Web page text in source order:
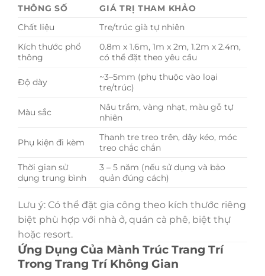
THÔNG SỐ
GIÁ TRỊ THAM KHẢO
Chất liệu
Tre/trúc già tự nhiên
Kích thước phổ
thông
0.8m x 1.6m, 1m x 2m, 1.2m x 2.4m,
có thể đặt theo yêu cầu
Độ dày
~3–5mm (phụ thuộc vào loại
tre/trúc)
Màu sắc
Nâu trầm, vàng nhạt, màu gỗ tự
nhiên
Phụ kiện đi kèm
Thanh tre treo trên, dây kéo, móc
treo chắc chắn
Thời gian sử
dụng trung bình
3 – 5 năm (nếu sử dụng và bảo
quản đúng cách)
Lưu ý: Có thể đặt gia công theo kích thước riêng
biệt phù hợp với nhà ở, quán cà phê, biệt thự
hoặc resort.
Ứng Dụng Của Mành Trúc Trang Trí
Trong Trang Trí Không Gian